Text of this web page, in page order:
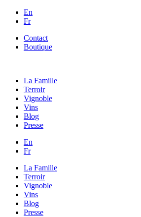
En
Fr
Contact
Boutique
La Famille
Terroir
Vignoble
Vins
Blog
Presse
En
Fr
La Famille
Terroir
Vignoble
Vins
Blog
Presse